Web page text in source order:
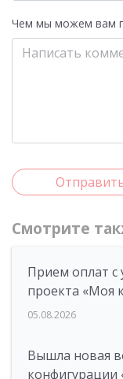
Чем мы можем вам
Смотрите
Прием оплат с
проекта «Моя
05.08.2026
Вышла новая
конфигурации